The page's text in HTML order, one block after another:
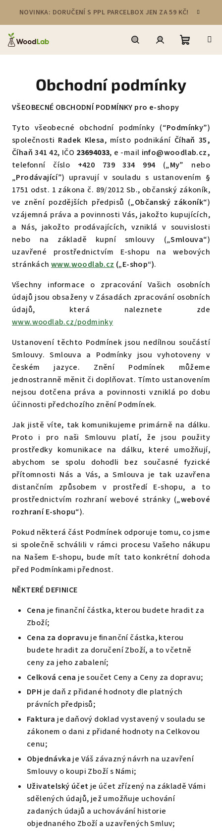
obsah
NOVINKA: DORUČENÍ S PPL PARCELBOX JEN ZA 59 KČ!
HledatPřihlášeníNákupní
košík
Obchodní podmínky
VŠEOBECNÉ OBCHODNÍ PODMÍNKY pro e-shopy
Tyto všeobecné obchodní podmínky (“Podmínky”)
společnosti Radek Klesa, místo podnikání Číhaň 35,
Číhaň 341 42, IČO 23694033, e -mail info@woodlab.cz,
telefonní číslo +420 739 334 994(„My” nebo
„Prodávající”) upravují v souladu s ustanovením §
1751 odst. 1 zákona č. 89/2012 Sb., občanský zákoník,
ve znění pozdějších předpisů („Občanský zákoník“)
vzájemná práva a povinnosti Vás, jakožto kupujících,
a Nás, jakožto prodávajících, vzniklá v souvislosti
nebo na základě kupní smlouvy („Smlouva“)
uzavřené prostřednictvím E-shopu na webových
stránkáchwww.woodlab.cz („E-shop“).
Všechny informace o zpracování Vašich osobních
údajů jsou obsaženy v Zásadách zpracování osobních
údajů, která naleznete zde
www.woodlab.cz/podminky
Ustanovení těchto Podmínek jsou nedílnou součástí
Smlouvy. Smlouva a Podmínky jsou vyhotoveny v
českém jazyce. Znění Podmínek můžeme
jednostranně měnit či doplňovat. Tímto ustanovením
nejsou dotčena práva a povinnosti vzniklá po dobu
účinnosti předchozího znění Podmínek.
Jak jistě víte, tak komunikujeme primárně na dálku.
Proto i pro naši Smlouvu platí, že jsou použity
prostředky komunikace na dálku, které umožňují,
abychom se spolu dohodli bez současné fyzické
přítomnosti Nás a Vás, a Smlouva je tak uzavřena
distančním způsobem v prostředí E-shopu, a to
prostřednictvím rozhraní webové stránky („webové
rozhraní E-shopu“).
Pokud některá část Podmínek odporuje tomu, co jsme
si společně schválili v rámci procesu Vašeho nákupu
na Našem E-shopu, bude mít tato konkrétní dohoda
před Podmínkami přednost.
NĚKTERÉ DEFINICE
Cena je finanční částka, kterou budete hradit za
Zboží;
Cena za dopravu je finanční částka, kterou
budete hradit za doručení Zboží, a to včetně
ceny za jeho zabalení;
Celková cena je součet Ceny a Ceny za dopravu;
DPH je daň z přidané hodnoty dle platných
právních předpisů;
Faktura je daňový doklad vystavený v souladu se
zákonem o dani z přidané hodnoty na Celkovou
cenu;
Objednávka je Váš závazný návrh na uzavření
Smlouvy o koupi Zboží s Námi;
Uživatelský účet je účet zřízený na základě Vámi
sdělených údajů, jež umožňuje uchování
zadaných údajů a uchovávání historie
objednaného Zboží a uzavřených Smluv;